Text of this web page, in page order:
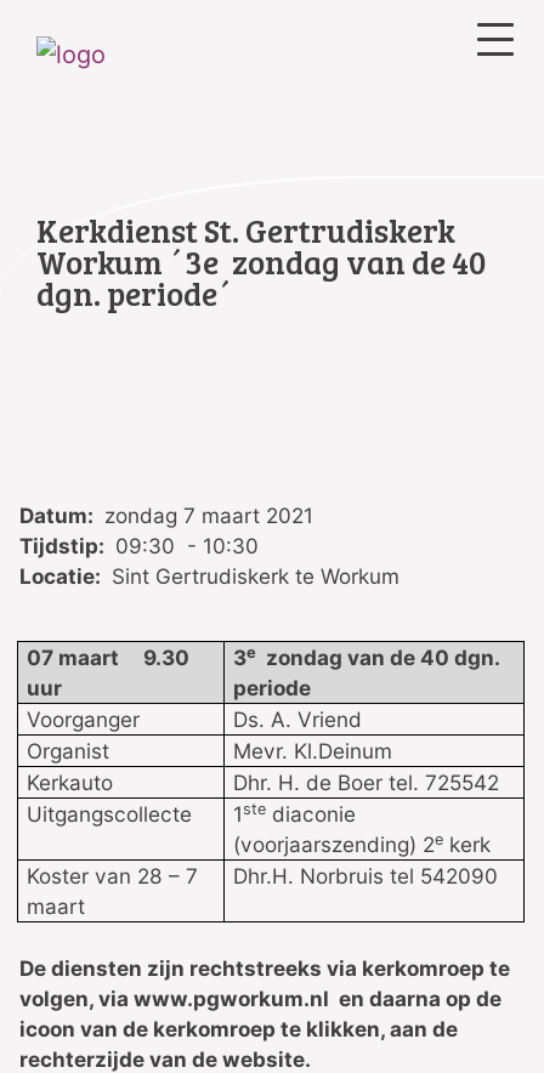
Kerkdienst St. Gertrudiskerk
Workum ´3e zondag van de 40
dgn. periode´
Datum: zondag 7 maart 2021
Tijdstip: 09:30 - 10:30
Locatie: Sint Gertrudiskerk te Workum
07 maart 9.30
uur
3e
zondag van de 40 dgn.
periode
Voorganger
Ds. A. Vriend
Organist
Mevr. Kl.Deinum
Kerkauto
Dhr. H. de Boer tel. 725542
Uitgangscollecte
1stediaconie
(voorjaarszending) 2ekerk
Koster van 28 – 7
maart
Dhr.H. Norbruis tel 542090
De diensten zijn rechtstreeks via kerkomroep te
volgen, via www.pgworkum.nl en daarna op de
icoon van de kerkomroep te klikken, aan de
rechterzijde van de website.